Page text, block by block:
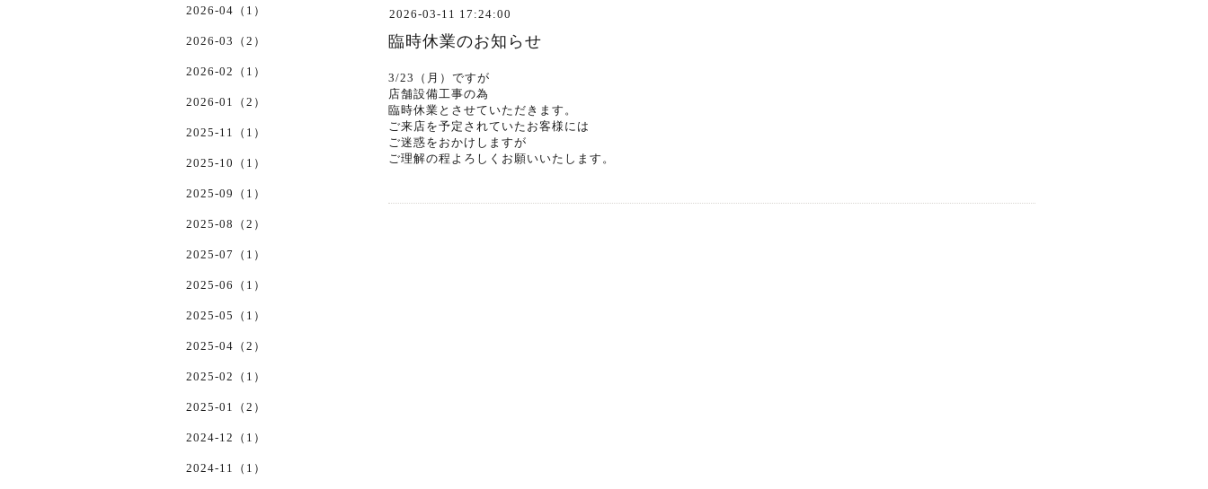
2026-03-11 17:24:00
臨時休業のお知らせ
3/23（月）ですが
店舗設備工事の為
臨時休業とさせていただきます。
ご来店を予定されていたお客様には
ご迷惑をおかけしますが
ご理解の程よろしくお願いいたします。
2026-04（1）
2026-03（2）
2026-02（1）
2026-01（2）
2025-11（1）
2025-10（1）
2025-09（1）
2025-08（2）
2025-07（1）
2025-06（1）
2025-05（1）
2025-04（2）
2025-02（1）
2025-01（2）
2024-12（1）
2024-11（1）